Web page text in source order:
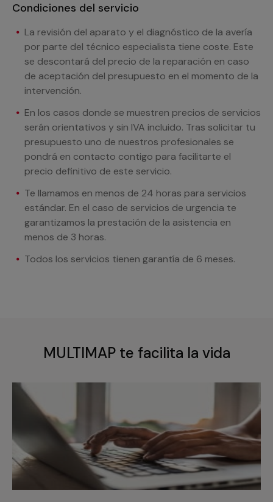
Condiciones del servicio
La revisión del aparato y el diagnóstico de la avería
por parte del técnico especialista tiene coste. Este
se descontará del precio de la reparación en caso
de aceptación del presupuesto en el momento de la
intervención.
En los casos donde se muestren precios de servicios
serán orientativos y sin IVA incluido. Tras solicitar tu
presupuesto uno de nuestros profesionales se
pondrá en contacto contigo para facilitarte el
precio definitivo de este servicio.
Te llamamos en menos de 24 horas para servicios
estándar. En el caso de servicios de urgencia te
garantizamos la prestación de la asistencia en
menos de 3 horas.
Todos los servicios tienen garantía de 6 meses.
MULTIMAP te facilita la vida